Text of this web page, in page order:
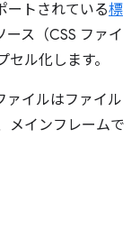
ートされている標
ス（CSS ファイ
ル化します。
ァイルはファイル
メインフレームで